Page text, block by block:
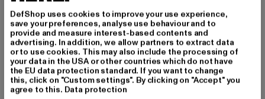
Kat.: Sweat & Fleece - Hoodies Zipthrough
Farbe: blau
Hersteller Farbe: light blue
Materialzusammensetzung: 80% Baumwolle, 20%
Polyester
Art.Nr: 6022143-01851
DefShop uses cookies to improve your use experience,
save your preferences, analyse use behaviour and to
provide and measure interest-based contents and
advertising. In addition, we allow partners to extract data
or to use cookies. This may also include the processing of
your data in the USA or other countries which do not have
the EU data protection standard. If you want to change
this, click on "Custom settings". By clicking on "Accept" you
agree to this. Data protection